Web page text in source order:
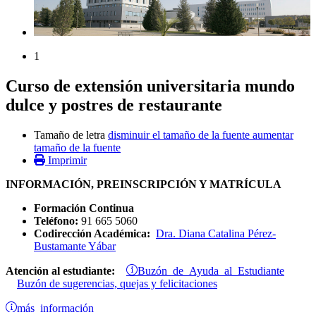
1
Curso de extensión universitaria mundo
dulce y postres de restaurante
Tamaño de letra disminuir el tamaño de la fuente aumentar
tamaño de la fuente
Imprimir
INFORMACIÓN, PREINSCRIPCIÓN Y MATRÍCULA
Formación Continua
Teléfono: 91 665 5060
Codirección Académica: Dra. Diana Catalina Pérez-
Bustamante Yábar
Atención al estudiante: Buzón de Ayuda al Estudiante
Buzón de sugerencias, quejas y felicitaciones
más información